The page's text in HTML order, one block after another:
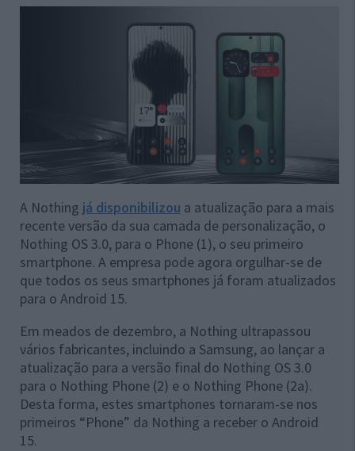
A Nothing já disponibilizou a atualização para a mais
recente versão da sua camada de personalização, o
Nothing OS 3.0, para o Phone (1), o seu primeiro
smartphone. A empresa pode agora orgulhar-se de
que todos os seus smartphones já foram atualizados
para o Android 15.
Em meados de dezembro, a Nothing ultrapassou
vários fabricantes, incluindo a Samsung, ao lançar a
atualização para a versão final do Nothing OS 3.0
para o Nothing Phone (2) e o Nothing Phone (2a).
Desta forma, estes smartphones tornaram-se nos
primeiros “Phone” da Nothing a receber o Android
15.